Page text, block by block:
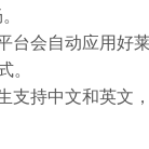
台会自动应用好
。
支持中文和英文